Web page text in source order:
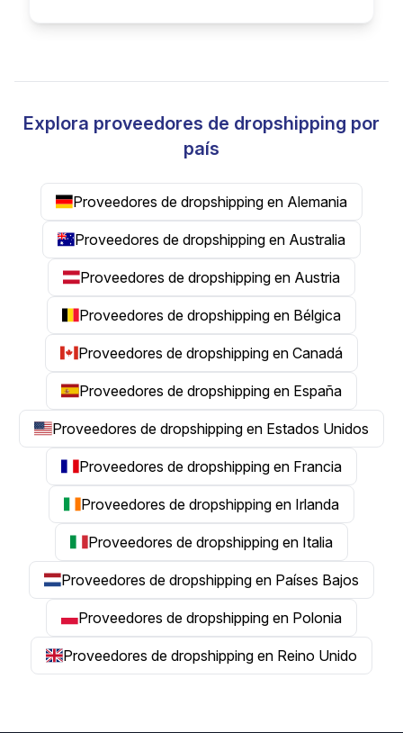
Explora proveedores de dropshipping por
país
Proveedores de dropshipping en Alemania
Proveedores de dropshipping en Australia
Proveedores de dropshipping en Austria
Proveedores de dropshipping en Bélgica
Proveedores de dropshipping en Canadá
Proveedores de dropshipping en España
Proveedores de dropshipping en Estados Unidos
Proveedores de dropshipping en Francia
Proveedores de dropshipping en Irlanda
Proveedores de dropshipping en Italia
Proveedores de dropshipping en Países Bajos
Proveedores de dropshipping en Polonia
Proveedores de dropshipping en Reino Unido